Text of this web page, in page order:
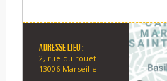
Adresse lieu :
2, rue du rouet
13006 Marseille